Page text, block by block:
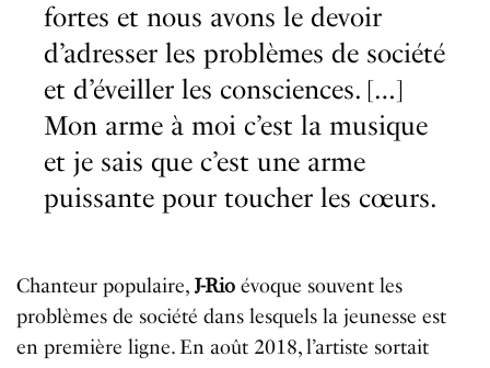
fortes et nous avons le devoir
d’adresser les problèmes de société
et d’éveiller les consciences. […]
Mon arme à moi c’est la musique
et je sais que c’est une arme
puissante pour toucher les cœurs.
Chanteur populaire, J-Rio évoque souvent les
problèmes de société dans lesquels la jeunesse est
en première ligne. En août 2018, l’artiste sortait